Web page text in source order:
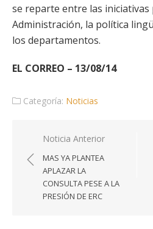
se reparte entre las
Administración, la política
los departamentos.
EL CORREO – 13/08/14
Categoría: Noticias
Navegación
de
entradas
Noticia Anterior
MAS YA PLANTEA
APLAZAR LA
CONSULTA PESE A LA
PRESIÓN DE ERC